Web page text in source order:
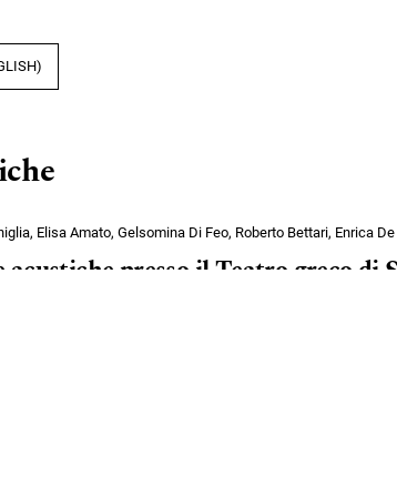
Elisa Amato, Gelsomina Di Feo, Roberto Bettari, Enrica
acustiche presso il Teatro greco di